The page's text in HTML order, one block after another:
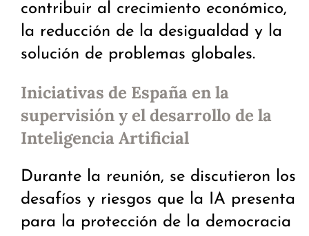
contribuir al crecimiento económico,
la reducción de la desigualdad y la
solución de problemas globales.
Iniciativas de España en la
supervisión y el desarrollo de la
Inteligencia Artificial
Durante la reunión, se discutieron los
desafíos y riesgos que la IA presenta
para la protección de la democracia